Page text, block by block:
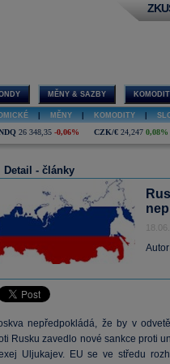
MĚNY & SAZBY
MĚNY KOMODITY
26 348,35 -0,06% CZK/€ 24,247 0,08%
Detail - články
nepředpokládá, že by v
Rusku zavedlo nové sankce proti
Uljukajev. EU se ve středu